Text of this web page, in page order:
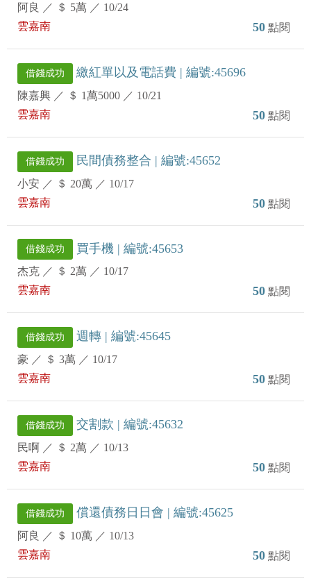
阿良 ／ ＄ 5萬 ／ 10/24
雲嘉南
50 點閱
借錢成功 繳紅單以及電話費 | 編號:45696
陳嘉興 ／ ＄ 1萬5000 ／ 10/21
雲嘉南
50 點閱
借錢成功 民間債務整合 | 編號:45652
小安 ／ ＄ 20萬 ／ 10/17
雲嘉南
50 點閱
借錢成功 買手機 | 編號:45653
杰克 ／ ＄ 2萬 ／ 10/17
雲嘉南
50 點閱
借錢成功 週轉 | 編號:45645
豪 ／ ＄ 3萬 ／ 10/17
雲嘉南
50 點閱
借錢成功 交割款 | 編號:45632
民啊 ／ ＄ 2萬 ／ 10/13
雲嘉南
50 點閱
借錢成功 償還債務日日會 | 編號:45625
阿良 ／ ＄ 10萬 ／ 10/13
雲嘉南
50 點閱